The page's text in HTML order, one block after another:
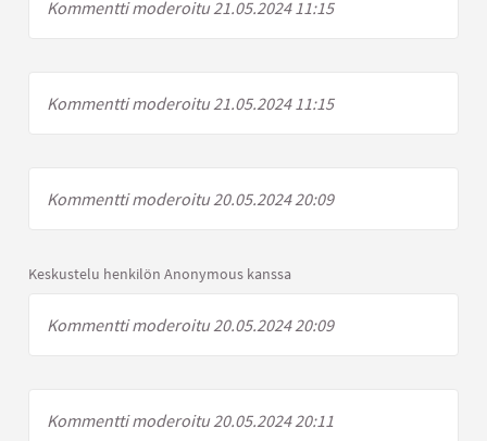
Kommentti moderoitu 21.05.2024 11:15
Kommentti moderoitu 21.05.2024 11:15
Kommentti moderoitu 20.05.2024 20:09
Keskustelu henkilön Anonymous kanssa
Kommentti moderoitu 20.05.2024 20:09
Kommentti moderoitu 20.05.2024 20:11